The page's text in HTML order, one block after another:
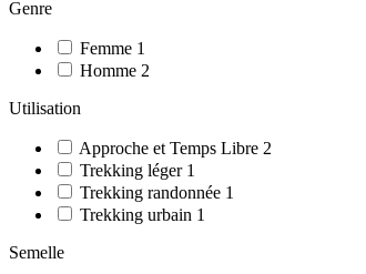
Genre
Femme 1
Homme 2
Utilisation
Approche et Temps Libre 2
Trekking léger 1
Trekking randonnée 1
Trekking urbain 1
Semelle